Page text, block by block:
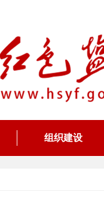
组织建设